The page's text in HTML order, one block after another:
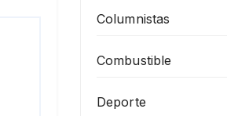
Columnistas
Combustible
Deporte